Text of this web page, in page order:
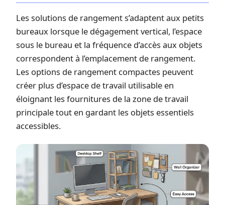
Les solutions de rangement s’adaptent aux petits
bureaux lorsque le dégagement vertical, l’espace
sous le bureau et la fréquence d’accès aux objets
correspondent à l’emplacement de rangement.
Les options de rangement compactes peuvent
créer plus d’espace de travail utilisable en
éloignant les fournitures de la zone de travail
principale tout en gardant les objets essentiels
accessibles.